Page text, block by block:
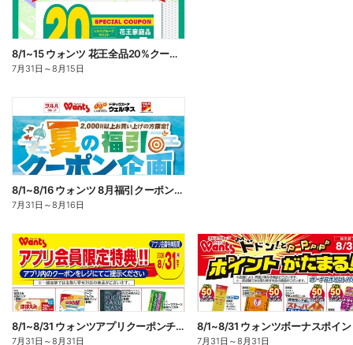
8/1~15 ウォンツ 花王全品20%クーポン
7月31日 ～8月15日
8/1~8/16 ウォンツ 8月福引クーポン企画
7月31日 ～8月16日
8/1~8/31 ウォンツアプリクーポンチラシ
7月31日 ～8月31日 7月31日 ～8月31日